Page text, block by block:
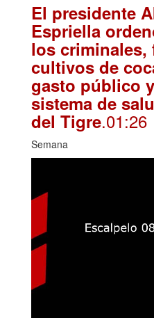
El presidente
Espriella
los
cultivos de
gasto público
sistema de
del Tigre.01:26
Semana